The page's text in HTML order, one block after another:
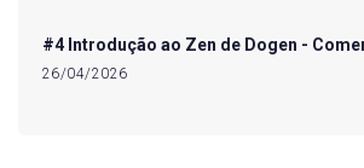
#4 Introdução ao Zen de Dogen -
26/04/2026